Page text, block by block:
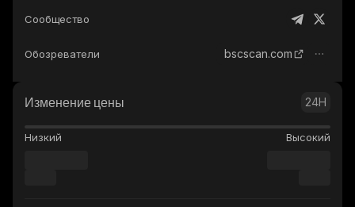
Сообщество
Обозреватели bscscan.com
Изменение цены 24H
Низкий Высокий